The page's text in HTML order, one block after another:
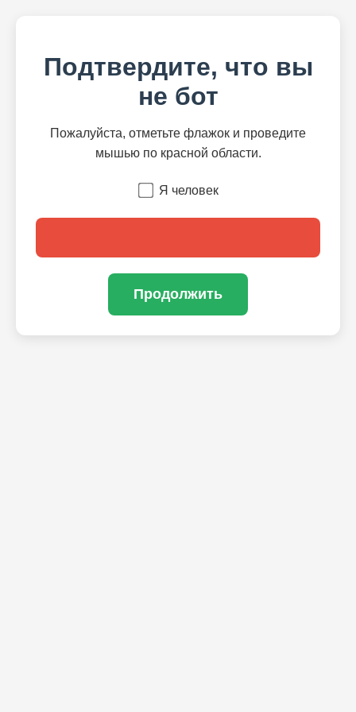
Подтвердите, что вы
не бот
Пожалуйста, отметьте флажок и проведите
мышью по красной области.
Я человек
Продолжить